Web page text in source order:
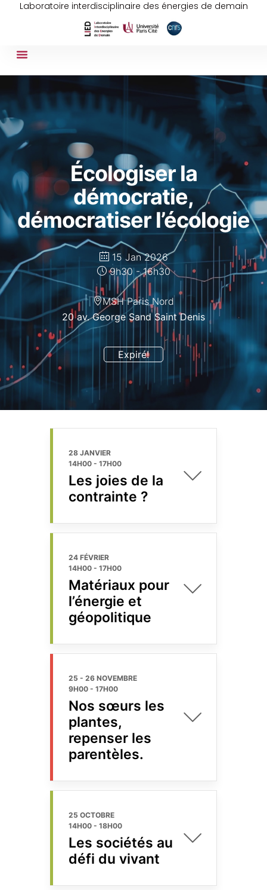
Laboratoire interdisciplinaire des énergies de demain
Écologiser la
démocratie,
démocratiser l’écologie
15 Jan 2026
Expiré!
9h30 - 16h30
MSH Paris Nord
20 av. George Sand Saint Denis
28 JANVIER
14H00 - 17H00
Les joies de la
contrainte ?
24 FÉVRIER
14H00 - 17H00
Matériaux pour
l’énergie et
géopolitique
25 - 26 NOVEMBRE
9H00 - 17H00
Nos sœurs les
plantes,
repenser les
parentèles.
25 OCTOBRE
14H00 - 18H00
Les sociétés au
défi du vivant